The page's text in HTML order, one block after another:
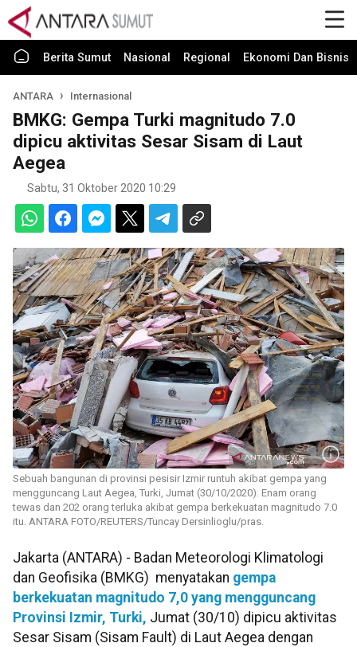
Berita Sumut Nasional Regional Ekonomi Dan Bisnis
ANTARA Internasional
BMKG: Gempa Turki magnitudo 7.0
dipicu aktivitas Sesar Sisam di Laut
Aegea
Sabtu, 31 Oktober 2020 10:29
Sebuah bangunan di provinsi pesisir Izmir runtuh akibat gempa yang
mengguncang Laut Aegea, Turki, Jumat (30/10/2020). Enam orang
tewas dan 202 orang terluka akibat gempa berkekuatan magnitudo 7.0
itu. ANTARA FOTO/REUTERS/Tuncay Dersinlioglu/pras.
Jakarta (ANTARA) - Badan Meteorologi Klimatologi
dan Geofisika (BMKG) menyatakan gempa
berkekuatan magnitudo 7,0 yang mengguncang
Provinsi Izmir, Turki, Jumat (30/10) dipicu aktivitas
Sesar Sisam (Sisam Fault) di Laut Aegea dengan